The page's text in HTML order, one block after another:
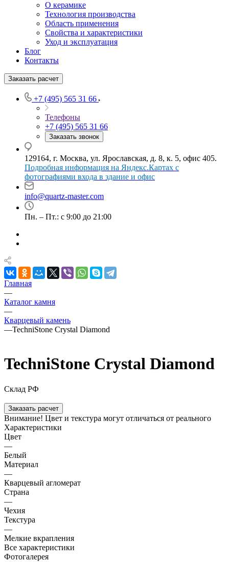
О керамике
Технология производства
Область применения
Свойства и характеристики
Уход и эксплуатация
Блог
Контакты
Заказать расчет
+7 (495) 565 31 66
Телефоны
+7 (495) 565 31 66
Заказать звонок
129164, г. Москва, ул. Ярославская, д. 8, к. 5, офис 405.
Подробная информация на Яндекс.Картах с
фотографиями входа в здание и офис
info@quartz-master.com
Пн. – Пт.: с 9:00 до 21:00
Главная
—
Каталог камня
—
Кварцевый камень
—TechniStone Crystal Diamond
TechniStone Crystal Diamond
Склад РФ
Заказать расчет
Внимание! Цвет и текстура могут отличаться от реального
Характеристики
Цвет
—
Белый
Материал
—
Кварцевый агломерат
Страна
—
Чехия
Текстура
—
Мелкие вкрапления
Все характеристики
Фотогалерея